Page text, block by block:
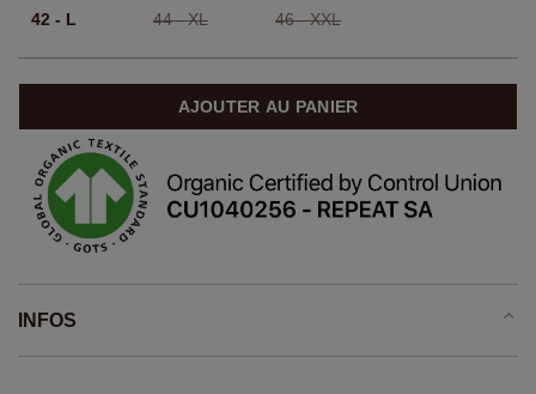
42 - L 44 - XL 46 - XXL
AJOUTER AU PANIER
INFOS